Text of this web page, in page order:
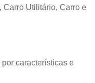
Carro Utilitário, Carro e
características e